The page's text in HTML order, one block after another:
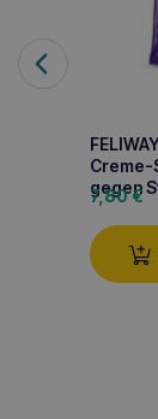
Creme-
gegen
7,80€